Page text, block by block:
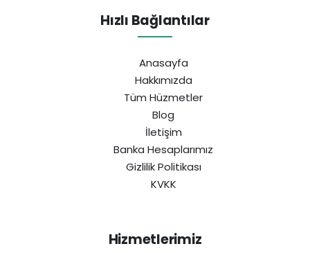
Hızlı Bağlantılar
Anasayfa
Hakkımızda
Tüm Hüzmetler
Blog
İletişim
Banka Hesaplarımız
Gizlilik Politikası
KVKK
Hizmetlerimiz